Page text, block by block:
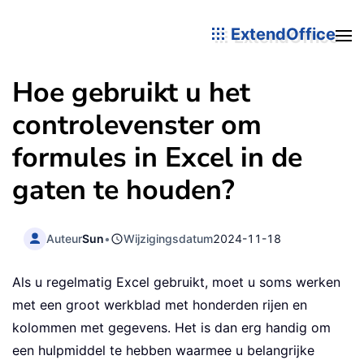
ExtendOffice
Hoe gebruikt u het
controlevenster om
formules in Excel in de
gaten te houden?
AuteurSun• Wijzigingsdatum2024-11-18
Als u regelmatig Excel gebruikt, moet u soms werken
met een groot werkblad met honderden rijen en
kolommen met gegevens. Het is dan erg handig om
een hulpmiddel te hebben waarmee u belangrijke